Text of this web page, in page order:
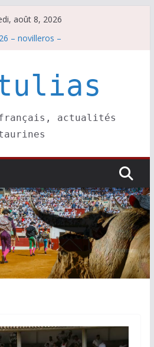
août 8, 2026
– novilleros –
vendredi 7 août
– matadors de toros-
actualités